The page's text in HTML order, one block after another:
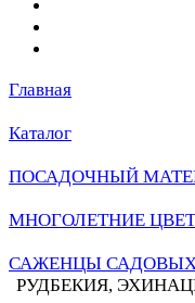
Главная
Каталог
ПОСАДОЧНЫЙ
МНОГОЛЕТНИЕ
САЖЕНЦЫ
РУДБЕКИЯ,